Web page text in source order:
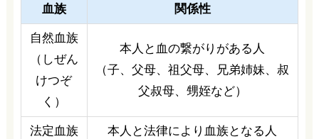
血族 関係性
自然血族
（しぜん
けつぞ
く）
本人と血の繋がりがある人
（子、父母、祖父母、兄弟姉妹、叔
父叔母、甥姪など）
法定血族
本人と法律により血族となる人